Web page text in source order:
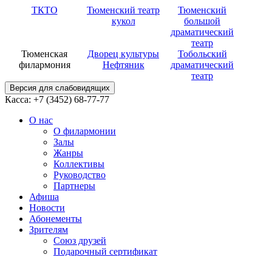
ТКТО
Тюменский театр
кукол
Тюменский
большой
драматический
театр
Тюменская
филармония
Дворец культуры
Нефтяник
Тобольский
драматический
театр
Версия для слабовидящих
Касса: +7 (3452) 68-77-77
О нас
О филармонии
Залы
Жанры
Коллективы
Руководство
Партнеры
Афиша
Новости
Абонементы
Зрителям
Союз друзей
Подарочный сертификат